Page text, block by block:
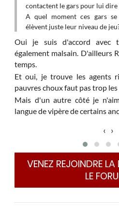
contactent le gars pour lui dire
A quel moment ces gars
élèvent juste leur niveau de
Oui je suis d'accord avec
également malsain. D'ailleurs
temps.
Et oui, je trouve les agents
pauvres choux faut pas trop
Mais d'un autre côté je
langue de vipère de certains
‹ ›
VENEZ REJOINDRE
LE